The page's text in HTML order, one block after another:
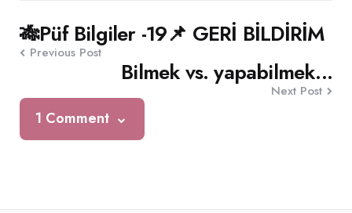
Post
navigation
🎋Püf Bilgiler -19📌 GERİ BİLDİRİM
Previous Post
Bilmek vs. yapabilmek...
Next Post
1 Comment